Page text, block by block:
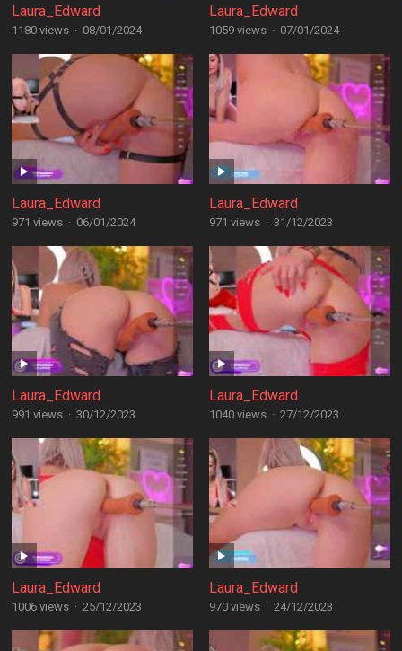
Laura_Edward
1180 views · 08/01/2024
Laura_Edward
1059 views · 07/01/2024
Laura_Edward
971 views · 06/01/2024
Laura_Edward
971 views · 31/12/2023
Laura_Edward
991 views · 30/12/2023
Laura_Edward
1040 views · 27/12/2023
Laura_Edward
1006 views · 25/12/2023
Laura_Edward
970 views · 24/12/2023